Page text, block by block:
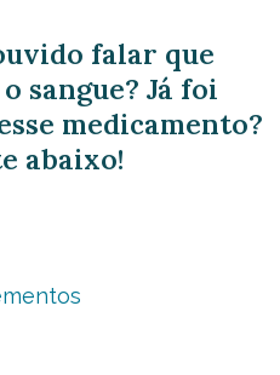
falar que
sangue? Já foi
medicamento?
abaixo!